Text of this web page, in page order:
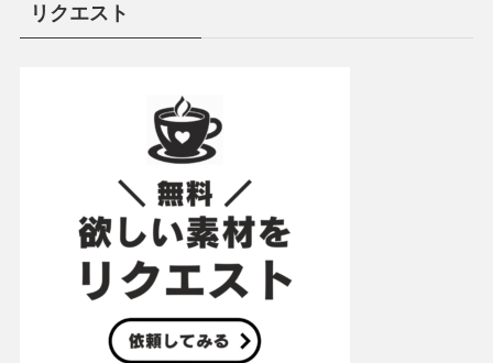
リクエスト